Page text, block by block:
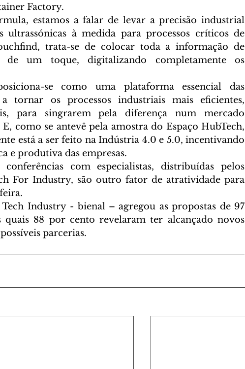
Factory.
estamos a falar de levar a precisão industrial
ultrassónicas à medida para processos críticos de
trata-se de colocar toda a informação de
de um toque, digitalizando completamente os
se como uma plataforma essencial das
tornar os processos industriais mais eficientes,
para singrarem pela diferença num mercado
como se antevê pela amostra do Espaço HubTech,
está a ser feito na Indústria 4.0 e 5.0, incentivando
e produtiva das empresas.
conferências com especialistas, distribuídas pelos
For Industry, são outro fator de atratividade para
Industry - bienal – agregou as propostas de 97
quais 88 por cento revelaram ter alcançado novos
parcerias.